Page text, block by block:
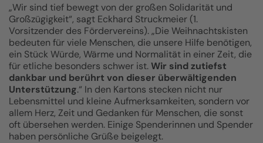
„Wir sind tief bewegt von der großen Solidarität und
Großzügigkeit“, sagt Eckhard Struckmeier (1.
Vorsitzender des Fördervereins). „Die Weihnachtskisten
bedeuten für viele Menschen, die unsere Hilfe benötigen,
ein Stück Würde, Wärme und Normalität in einer Zeit, die
für etliche besonders schwer ist.Wir sind zutiefst
dankbar und berührt von dieser überwältigenden
Unterstützung.“ In den Kartons stecken nicht nur
Lebensmittel und kleine Aufmerksamkeiten, sondern vor
allem Herz, Zeit und Gedanken für Menschen, die sonst
oft übersehen werden. Einige Spenderinnen und Spender
haben persönliche Grüße beigelegt.